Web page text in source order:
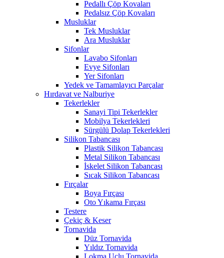
Pedallı Çöp Kovaları
Pedalsız Çöp Kovaları
Musluklar
Tek Musluklar
Ara Musluklar
Sifonlar
Lavabo Sifonları
Evye Sifonları
Yer Sifonları
Yedek ve Tamamlayıcı Parçalar
Hırdavat ve Nalburiye
Tekerlekler
Sanayi Tipi Tekerlekler
Mobilya Tekerlekleri
Sürgülü Dolap Tekerlekleri
Silikon Tabancası
Plastik Silikon Tabancası
Metal Silikon Tabancası
İskelet Silikon Tabancası
Sıcak Silikon Tabancası
Fırçalar
Boya Fırçası
Oto Yıkama Fırçası
Testere
Çekiç & Keser
Tornavida
Düz Tornavida
Yıldız Tornavida
Lokma Uçlu Tornavida